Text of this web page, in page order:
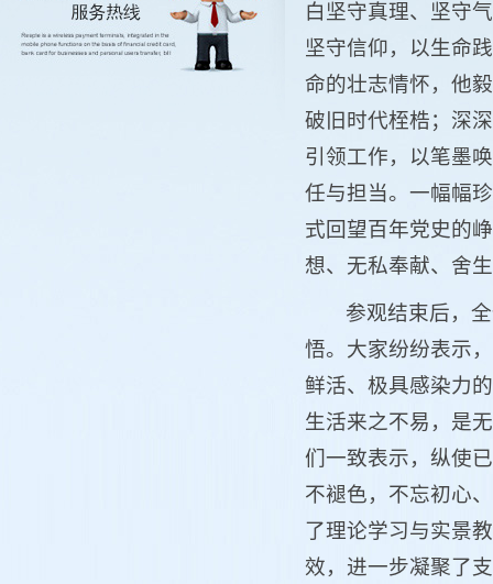
白坚守真理、坚守
坚守信仰，以生命
命的壮志情怀，他
破旧时代桎梏；深
引领工作，以笔墨
任与担当。一幅幅
式回望百年党史的
想、无私奉献、舍
参观结束后，
悟。大家纷纷表示
鲜活、极具感染力
生活来之不易，是
们一致表示，纵使
不褪色，不忘初心
了理论学习与实景
效，进一步凝聚了